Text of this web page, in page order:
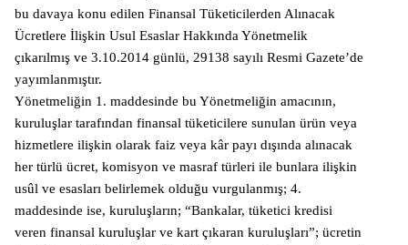
bu davaya konu edilen Finansal Tüketicilerden Alınacak
Ücretlere İlişkin Usul Esaslar Hakkında Yönetmelik
çıkarılmış ve 3.10.2014 günlü, 29138 sayılı Resmi Gazete’de
yayımlanmıştır.
Yönetmeliğin 1. maddesinde bu Yönetmeliğin amacının,
kuruluşlar tarafından finansal tüketicilere sunulan ürün veya
hizmetlere ilişkin olarak faiz veya kâr payı dışında alınacak
her türlü ücret, komisyon ve masraf türleri ile bunlara ilişkin
usûl ve esasları belirlemek olduğu vurgulanmış; 4.
maddesinde ise, kuruluşların; “Bankalar, tüketici kredisi
veren finansal kuruluşlar ve kart çıkaran kuruluşları”; ücretin